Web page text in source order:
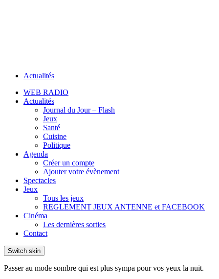
Actualités
WEB RADIO
Actualités
Journal du Jour – Flash
Jeux
Santé
Cuisine
Politique
Agenda
Créer un compte
Ajouter votre évènement
Spectacles
Jeux
Tous les jeux
REGLEMENT JEUX ANTENNE et FACEBOOK
Cinéma
Les dernières sorties
Contact
Switch skin
Passer au mode sombre qui est plus sympa pour vos yeux la nuit.